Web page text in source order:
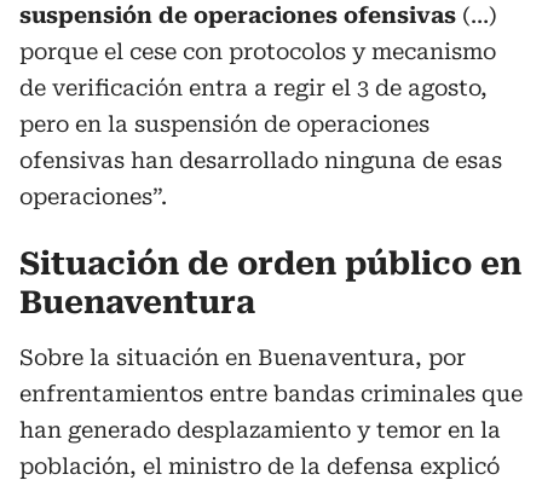
suspensión de operaciones ofensivas (…)
porque el cese con protocolos y mecanismo
de verificación entra a regir el 3 de agosto,
pero en la suspensión de operaciones
ofensivas han desarrollado ninguna de esas
operaciones”.
Situación de orden público en
Buenaventura
Sobre la situación en Buenaventura, por
enfrentamientos entre bandas criminales que
han generado desplazamiento y temor en la
población, el ministro de la defensa explicó